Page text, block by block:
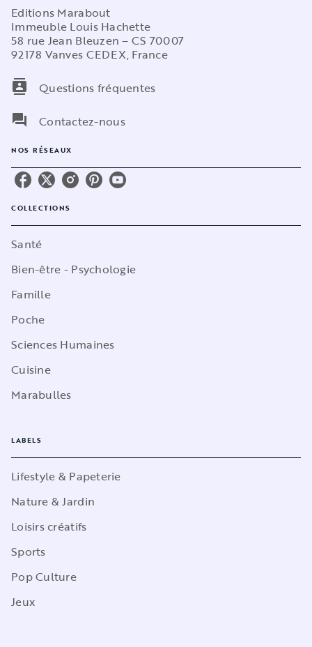
Editions Marabout
Immeuble Louis Hachette
58 rue Jean Bleuzen – CS 70007
92178 Vanves CEDEX, France
contacts
Questions fréquentes
question_answer
Contactez-nous
NOS RÉSEAUX
COLLECTIONS
Santé
Bien-être - Psychologie
Famille
Poche
Sciences Humaines
Cuisine
Marabulles
LABELS
Lifestyle & Papeterie
Nature & Jardin
Loisirs créatifs
Sports
Pop Culture
Jeux